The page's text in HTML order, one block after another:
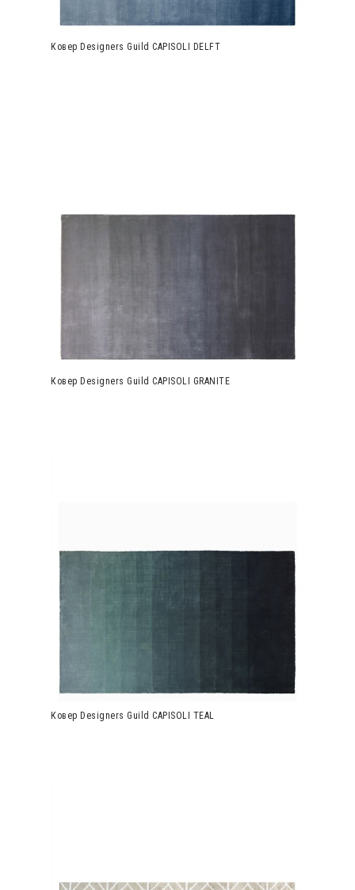
Ковер Designers Guild CAPISOLI DELFT
Ковер Designers Guild CAPISOLI GRANITE
Ковер Designers Guild CAPISOLI TEAL